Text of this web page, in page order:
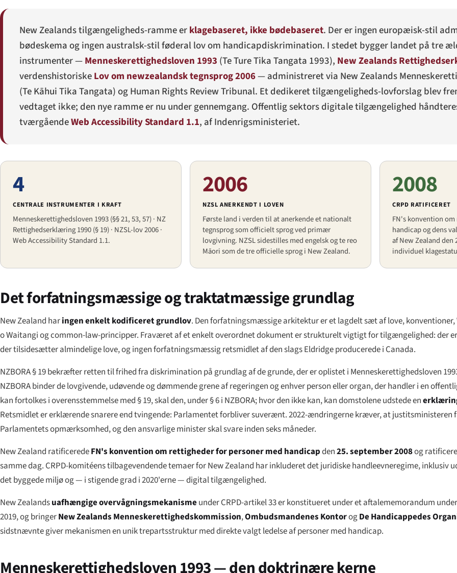
New Zealands tilgængeligheds-ramme erklagebaseret, ikke bødebaseret. Der er ingen europæisk-stil
bødeskema og ingen australsk-stil føderal lov om handicapdiskrimination. I stedet bygger landet på tre
instrumenter —Menneskerettighedsloven 1993 (Te Ture Tika Tangata 1993), New Zealands
verdenshistoriskeLov om newzealandsk tegnsprog 2006— administreret via New Zealands
(Te Kāhui Tika Tangata) og Human Rights Review Tribunal. Et dedikeret tilgængeligheds-lovforslag blev
vedtaget ikke; den nye ramme er nu under gennemgang. Offentlig sektors digitale tilgængelighed
tværgåendeWeb Accessibility Standard 1.1, af Indenrigsministeriet.
4
CENTRALE INSTRUMENTER I KRAFT
Menneskerettighedsloven 1993 (§§ 21, 53, 57) · NZ
Rettighedserklæring 1990 (§ 19) · NZSL-lov 2006 ·
Web Accessibility Standard 1.1.
2006
NZSL ANERKENDT I LOVEN
Første land i verden til at anerkende et nationalt
tegnsprog som officielt sprog ved primær
lovgivning. NZSL sidestilles med engelsk og te reo
Māori som de tre officielle sprog i New Zealand.
2008
CRPD RATIFICERET
FN's konvention
handicap og dens
af New Zealand den
individuel
Det forfatningsmæssige og traktatmæssige grundlag
New Zealand haringen enkelt kodificeret grundlov. Den forfatningsmæssige arkitektur er et lagdelt sæt af love,
o Waitangiog common-law-principper. Fraværet af et enkelt overordnet dokument er strukturelt vigtigt for tilgængelighed: der
der tilsidesætter almindelige love, og ingen forfatningsmæssig retsmidlet af den slagsEldridgeproducerede i Canada.
NZBORA § 19 bekræfter retten til frihed fra diskrimination på grundlag af de grunde, der er oplistet i Menneskerettighedsloven
NZBORA binder de lovgivende, udøvende og dømmende grene af regeringen og enhver person eller organ, der handler i en
kan fortolkes i overensstemmelse med § 19, skal den, under § 6 i NZBORA; hvor den ikke kan, kan domstolene udstede en
Retsmidlet er erklærende snarere end tvingende: Parlamentet forbliver suverænt. 2022-ændringerne kræver, at
Parlamentets opmærksomhed, og den ansvarlige minister skal svare inden seks måneder.
New Zealand ratificeredeFN's konvention om rettigheder for personer med handicapden25. september 2008og
samme dag. CRPD-komitéens tilbagevendende temaer for New Zealand har inkluderet det juridiske handleevneregime, inklusiv
det byggede miljø og — i stigende grad i 2020'erne — digital tilgængelighed.
New Zealandsuafhængige overvågningsmekanismeunder CRPD-artikel 33 er konstitueret under et aftalememorandum
2019, og bringerNew Zealands Menneskerettighedskommission,Ombudsmandenes KontorogDe Handicappedes
sidstnævnte giver mekanismen en unik trepartsstruktur med direkte valgt ledelse af personer med handicap.
Menneskerettighedsloven 1993 — den doktrinære kerne